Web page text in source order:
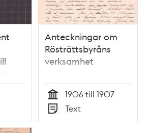
–
Anteckningar om
Rösträttsbyråns
verksamhet
Tid
1906 till 1907
Typ
Text